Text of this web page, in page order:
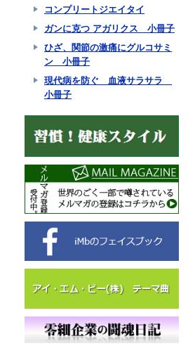
コンプリートジエイタイ
ガンに克つ アガリクス 小冊子
ひざ、関節の激痛にグルコサミ
ン 小冊子
現代病を防ぐ 血液サラサラ
小冊子